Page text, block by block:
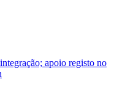
apoio registo no